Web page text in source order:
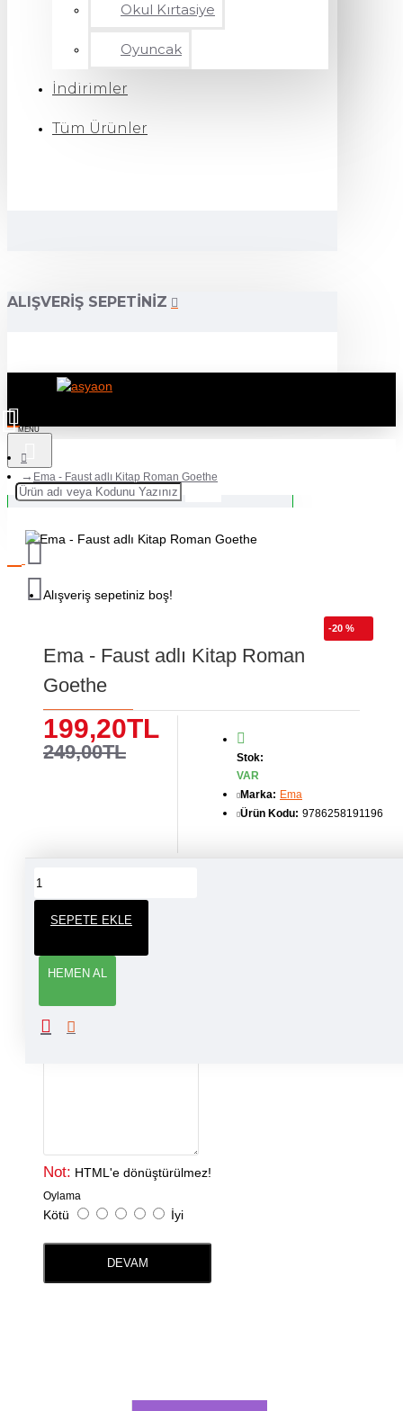
Okul Kırtasiye
Oyuncak
İndirimler
Tüm Ürünler
ALIŞVERIŞ SEPETINIZ
Alışveriş sepetiniz boş!
Ema - Faust adlı Kitap Roman Goethe
-20 %
Ema - Faust adlı Kitap Roman
Goethe
199,20TL
249,00TL
Stok:
VAR
Marka: Ema
Ürün Kodu: 9786258191196
SEPETE EKLE
HEMEN AL
ÜRÜN YORUMLARI
Not: HTML'e dönüştürülmez!
Oylama
Kötü İyi
DEVAM